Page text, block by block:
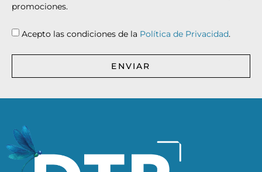
promociones.
Acepto las condiciones de la Política de Privacidad.
ENVIAR